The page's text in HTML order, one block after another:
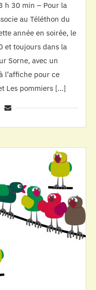
h 30 min – Pour la
au Téléthon du
année en soirée, le
et toujours dans la
Sorne, avec un
l’affiche pour ce
Les pommiers […]